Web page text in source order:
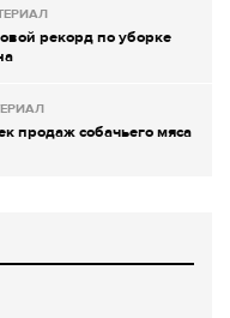
рекорд по уборке
продаж собачьего мяса